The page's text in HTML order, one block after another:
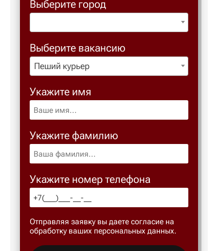
Выберите город
Выберите вакансию
Пеший курьер
Укажите имя
Укажите фамилию
Укажите номер телефона
Отправляя заявку вы даете согласие на
обработку ваших персональных данных.